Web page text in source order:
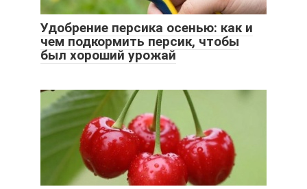
Удобрение персика осенью: как и
чем подкормить персик, чтобы
был хороший урожай